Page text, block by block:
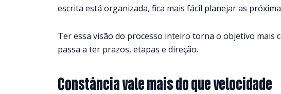
escrita está organizada, fica mais fácil planejar as
Ter essa visão do processo inteiro torna o objetivo mais
passa a ter prazos, etapas e direção.
Constância vale mais do que velocidade